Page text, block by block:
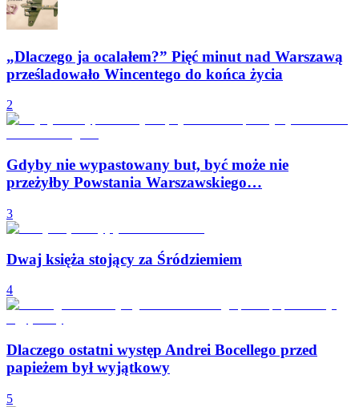
„Dlaczego ja ocalałem?” Pięć minut nad Warszawą
prześladowało Wincentego do końca życia
2
Gdyby nie wypastowany but, być może nie
przeżyłby Powstania Warszawskiego…
3
Dwaj księża stojący za Śródziemiem
4
Dlaczego ostatni występ Andrei Bocellego przed
papieżem był wyjątkowy
5